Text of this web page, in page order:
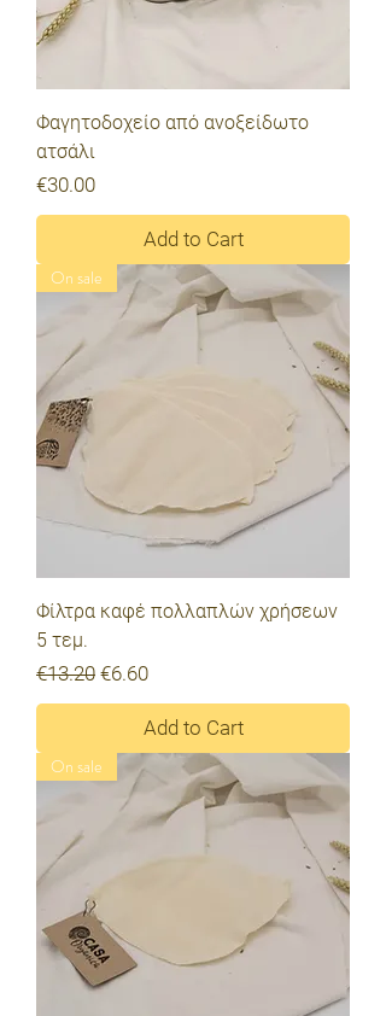
Φαγητοδοχείο από ανοξείδωτο
ατσάλι
Price
€30.00
Add to Cart
On sale
Φίλτρα καφέ πολλαπλών χρήσεων
5 τεμ.
Regular Price
€13.20 Sale Price
€6.60
Add to Cart
On sale